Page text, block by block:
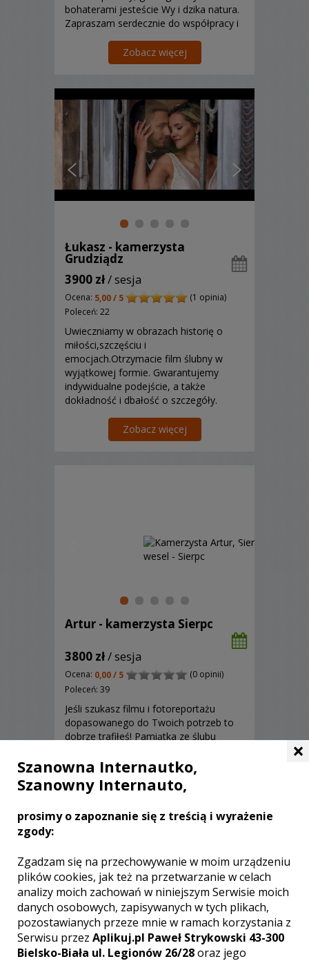
bohaterami jesteście Wy i dzika natura.
Zapraszam serdecznie do współpracy i
Zobacz więcej
Łukasz - kamerzysta
Grudziądz
3900 zł/ sesja
Ocena: 5,00 / 5
(1 opinia)
Poleceń: 22
Uwieczniamy w obrazach historię o
miłości,szczęściu i
emocjach.Otrzymacie film ślubny w
wyjątkowej formie. Gwarantujemy
indywidualne podejście, a także
dokładność i dbałość o szczegóły.
Zobacz więcej
Artur - kamerzysta Sierpc
3800 zł/ sesja
Ocena: 0,00 / 5
(0 opinii)
Poleceń: 39
Jeśli szukasz filmu i fotoreportażu
dopasowanego do Twoich potrzeb to
dobrze trafiłeś! Pamiątka ze ślubu
Zapraszamy!
×
Szanowna Internautko,
Szanowny Internauto,
prosimy o zapoznanie się z treścią i wyrażenie
zgody:
Zgadzam się na przechowywanie w moim urządzeniu
plików cookies, jak też na przetwarzanie w celach
analizy moich zachowań w niniejszym Serwisie moich
danych osobowych, zapisywanych w tych plikach,
pozostawianych przeze mnie w ramach korzystania z
Serwisu przez Aplikuj.pl Paweł Strykowski 43-300
Bielsko-Biała ul. Legionów 26/28oraz jego